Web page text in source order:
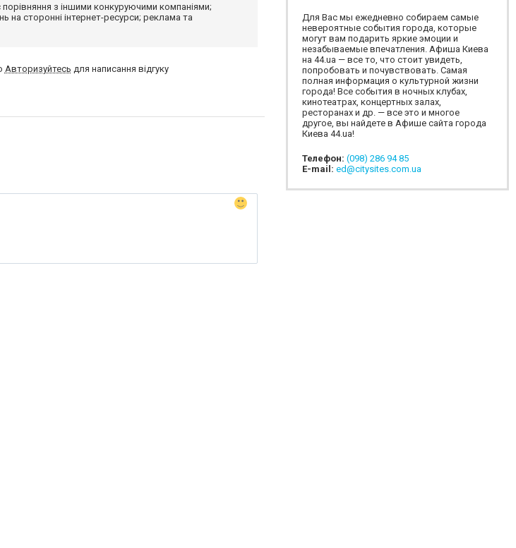
з іншими конкуруючими компаніями;
на сторонні інтернет-ресурси; реклама та
Авторизуйтесь для написання відгуку
Для Вас мы ежедневно собираем самые
невероятные события города, которые
могут вам подарить яркие эмоции и
незабываемые впечатления. Афиша Киева
на 44.ua — все то, что стоит увидеть,
попробовать и почувствовать. Самая
полная информация о культурной жизни
города! Все события в ночных клубах,
кинотеатрах, концертных залах,
ресторанах и др. — все это и многое
другое, вы найдете в Афише сайта города
Киева 44.ua!
Телефон: (098) 286 94 85
E-mail: ed@citysites.com.ua